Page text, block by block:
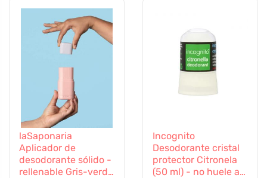
laSaponaria
Aplicador de
desodorante sólido -
rellenable Gris-verde
Incognito
Desodorante cristal
protector Citronela
(50 ml) - no huele a